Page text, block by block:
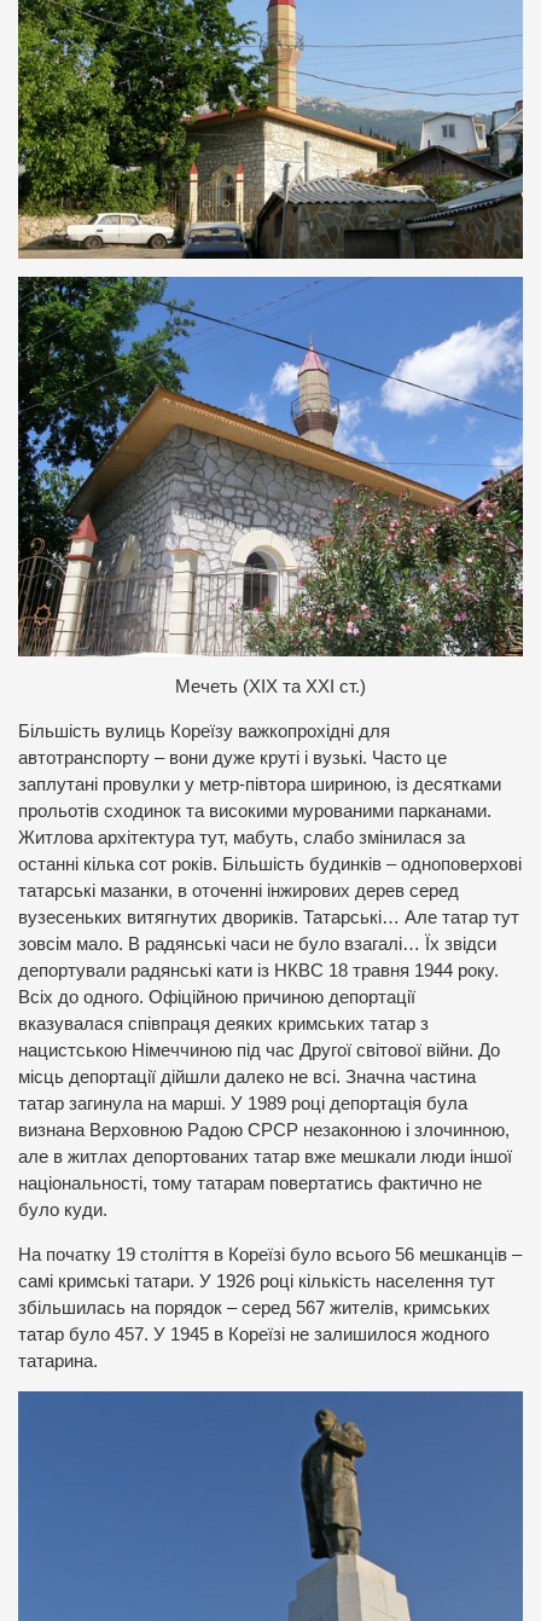
Мечеть (ХІХ та ХХІ ст.)
Більшість вулиць Кореїзу важкопрохідні для
автотранспорту – вони дуже круті і вузькі. Часто це
заплутані провулки у метр-півтора шириною, із десятками
прольотів сходинок та високими мурованими парканами.
Житлова архітектура тут, мабуть, слабо змінилася за
останні кілька сот років. Більшість будинків – одноповерхові
татарські мазанки, в оточенні інжирових дерев серед
вузесеньких витягнутих двориків. Татарські… Але татар тут
зовсім мало. В радянські часи не було взагалі… Їх звідси
депортували радянські кати із НКВС 18 травня 1944 року.
Всіх до одного. Офіційною причиною депортації
вказувалася співпраця деяких кримських татар з
нацистською Німеччиною під час Другої світової війни. До
місць депортації дійшли далеко не всі. Значна частина
татар загинула на марші. У 1989 році депортація була
визнана Верховною Радою СРСР незаконною і злочинною,
але в житлах депортованих татар вже мешкали люди іншої
національності, тому татарам повертатись фактично не
було куди.
На початку 19 століття в Кореїзі було всього 56 мешканців –
самі кримські татари. У 1926 році кількість населення тут
збільшилась на порядок – серед 567 жителів, кримських
татар було 457. У 1945 в Кореїзі не залишилося жодного
татарина.